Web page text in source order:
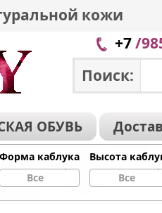
кожи
+7/
Поиск:
ОБУВЬ
Форма каблука
Все
Высота
Все